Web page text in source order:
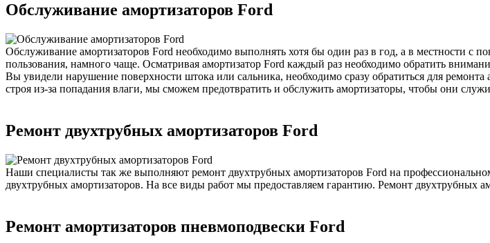
Обслуживание амортизаторов Ford
Обслуживание амортизаторов Ford необходимо выполнять хотя бы один раз в год, а в местности с
пользования, намного чаще. Осматривая амортизатор Ford каждый раз необходимо обратить
Вы увидели нарушение поверхности штока или сальника, необходимо сразу обратиться для
строя из-за попадания влаги, мы сможем предотвратить и обслужить амортизаторы, чтобы они
Ремонт двухтрубных амортизаторов Ford
Наши специалисты так же выполняют ремонт двухтрубных амортизаторов Ford на
двухтрубных амортизаторов. На все виды работ мы предоставляем гарантию. Ремонт двухтрубных
Ремонт амортизаторов пневмоподвески Ford